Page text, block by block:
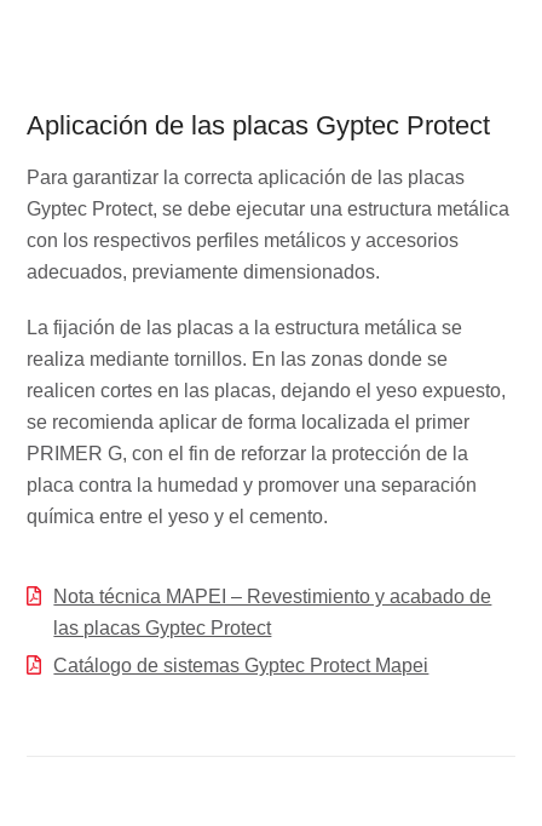
Aplicación de las placas Gyptec Protect
Para garantizar la correcta aplicación de las placas
Gyptec Protect, se debe ejecutar una estructura metálica
con los respectivos perfiles metálicos y accesorios
adecuados, previamente dimensionados.
La fijación de las placas a la estructura metálica se
realiza mediante tornillos. En las zonas donde se
realicen cortes en las placas, dejando el yeso expuesto,
se recomienda aplicar de forma localizada el primer
PRIMER G, con el fin de reforzar la protección de la
placa contra la humedad y promover una separación
química entre el yeso y el cemento.
Nota técnica MAPEI – Revestimiento y acabado de
las placas Gyptec Protect
Catálogo de sistemas Gyptec Protect Mapei